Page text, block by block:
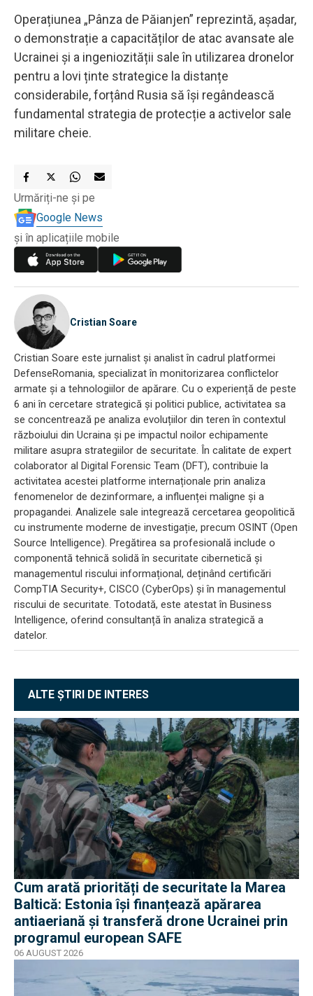
Operațiunea „Pânza de Păianjen” reprezintă, așadar,
o demonstrație a capacităților de atac avansate ale
Ucrainei și a ingeniozității sale în utilizarea dronelor
pentru a lovi ținte strategice la distanțe
considerabile, forțând Rusia să își regândească
fundamental strategia de protecție a activelor sale
militare cheie.
Urmăriți-ne și pe
Google News
și în aplicațiile mobile
Cristian Soare
Cristian Soare este jurnalist și analist în cadrul platformei
DefenseRomania, specializat în monitorizarea conflictelor
armate și a tehnologiilor de apărare. Cu o experiență de peste
6 ani în cercetare strategică și politici publice, activitatea sa
se concentrează pe analiza evoluțiilor din teren în contextul
războiului din Ucraina și pe impactul noilor echipamente
militare asupra strategiilor de securitate. În calitate de expert
colaborator al Digital Forensic Team (DFT), contribuie la
activitatea acestei platforme internaționale prin analiza
fenomenelor de dezinformare, a influenței maligne și a
propagandei. Analizele sale integrează cercetarea geopolitică
cu instrumente moderne de investigație, precum OSINT (Open
Source Intelligence). Pregătirea sa profesională include o
componentă tehnică solidă în securitate cibernetică și
managementul riscului informațional, deținând certificări
CompTIA Security+, CISCO (CyberOps) și în managementul
riscului de securitate. Totodată, este atestat în Business
Intelligence, oferind consultanță în analiza strategică a
datelor.
ALTE ȘTIRI DE INTERES
Cum arată priorități de securitate la Marea
Baltică: Estonia își finanțează apărarea
antiaeriană și transferă drone Ucrainei prin
programul european SAFE
06 AUGUST 2026